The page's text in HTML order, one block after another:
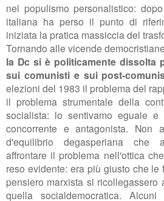
nel populismo personalistico:
italiana ha perso il punto di
iniziata la pratica massiccia del
Tornando alle vicende
la Dc si è politicamente dissolta
sui comunisti e sui post-
elezioni del 1983 il problema del
il problema strumentale della
socialista: lo sentivamo eguale e
concorrente e antagonista. Non
d'equilibrio degasperiana che
affrontare il problema nell'ottica
reso evidente: era più giusto che le
pensiero marxista si ricollegassero
quellasocialdemocratica.